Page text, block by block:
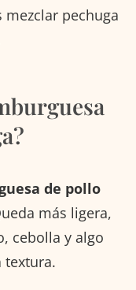
pechuga
de pollo
más ligera,
cebolla y algo
textura.